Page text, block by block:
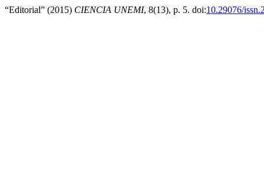
“Editorial” (2015) CIENCIA UNEMI, 8(13), p. 5. doi:10.29076/